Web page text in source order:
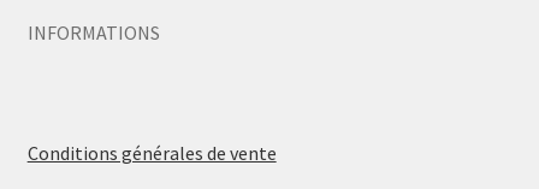
INFORMATIONS
Conditions générales de vente